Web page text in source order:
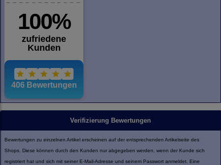
Verifizierung Bewertungen
Bewertungen zu einzelnen Artikel erscheinen auf der entsprechenden Artikelseite des
Shops. Diese können durch den Kunden nur abgegeben werden, wenn der Kunde sich
registriert hat und sich mit seiner E-Mail-Adresse und seinem Passwort anmeldet. Eine